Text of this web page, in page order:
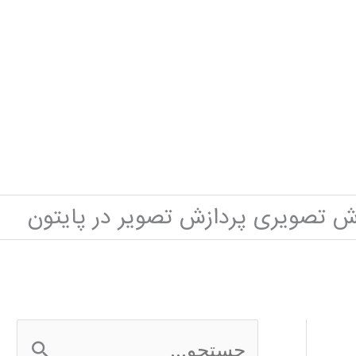
تصویری پردازش تصویر در پایتون